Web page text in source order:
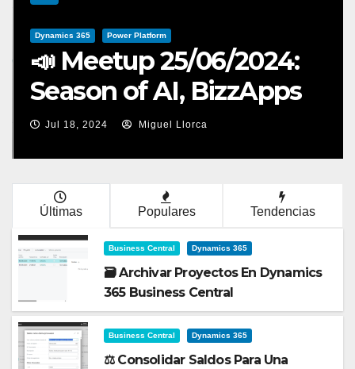
Dynamics 365 Power Platform
📣 Meetup 25/06/2024:
Season of AI, BizzApps
Edition
Jul 18, 2024 Miguel Llorca
Últimas Populares Tendencias
Business Central Dynamics 365
🗃️ Archivar Proyectos En Dynamics
365 Business Central
Business Central Dynamics 365
⚖️ Consolidar Saldos Para Una